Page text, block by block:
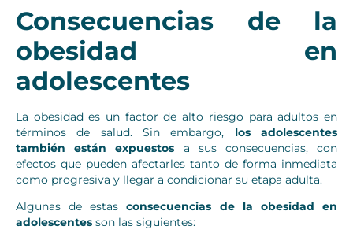
Consecuencias de la
obesidad en
adolescentes
La obesidad es un factor de alto riesgo para adultos en
términos de salud. Sin embargo, los adolescentes
también están expuestos a sus consecuencias, con
efectos que pueden afectarles tanto de forma inmediata
como progresiva y llegar a condicionar su etapa adulta.
Algunas de estasconsecuencias de la obesidad en
adolescentes son las siguientes: